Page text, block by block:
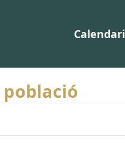
Calendari